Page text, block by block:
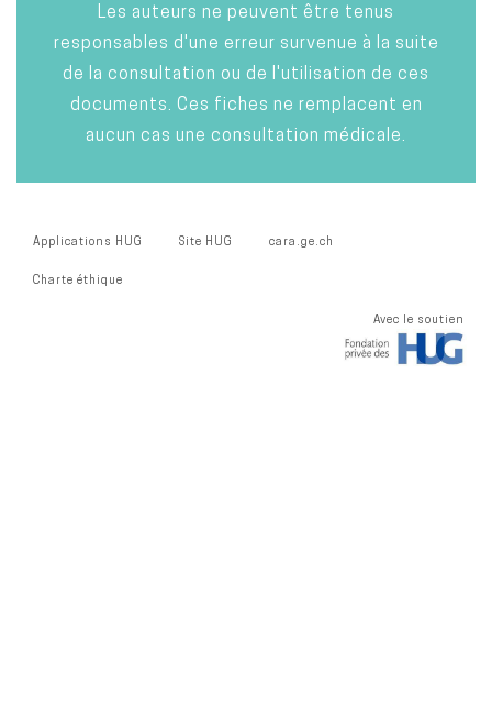
Les auteurs ne peuvent être tenus
responsables d'une erreur survenue à la suite
de la consultation ou de l'utilisation de ces
documents. Ces fiches ne remplacent en
aucun cas une consultation médicale.
Applications HUG Site HUG cara.ge.ch
Charte éthique
Avec le soutien